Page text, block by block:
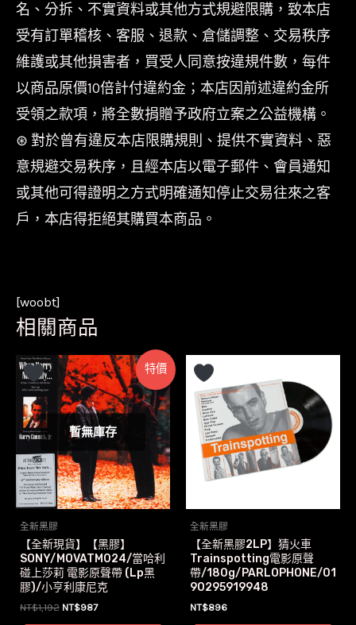
名、分拆、不實資料或其他方式規避限購，致本店
受有訂單稽核、客服、退款、倉儲調整、交易秩序
維護或其他損害者，買受人同意按違規件數，每件
以商品原價10倍計付違約金；本店因前述違約金所
受領之款項，將全數捐贈予政府立案之公益機構。
⊛ 對於曾有違反本店限購規則、提供不實資料、惡
意規避交易秩序，且經本店以電子郵件、會員通知
或其他可得證明之方式明確通知停止交易往來之客
戶，本店得拒絕其購買本商品。
[woobt]
相關商品
特價
暫無庫存
全新黑膠
【全新現貨】【黑膠】
SONY/MOVATM024/當哈利
碰上莎莉 電影原聲帶 (Lp黑
膠)/小亨利康尼克
NT$1,192 原
NT$987目
全新黑膠
【全新黑膠2LP】猜火車
Trainspotting電影原聲
帶/180g/PARLOPHONE/01
90295919948
NT$896